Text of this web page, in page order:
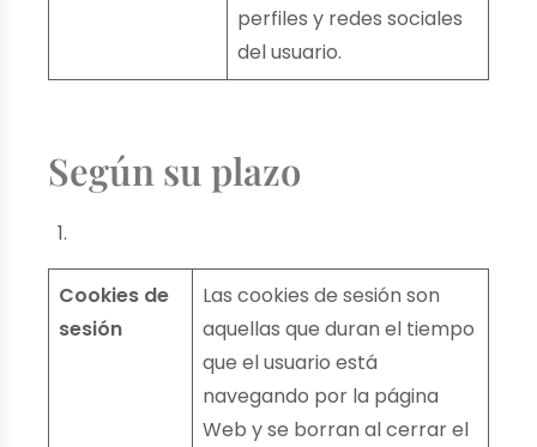
perfiles y redes sociales
del usuario.
Según su plazo
Cookies de
sesión
Las cookies de sesión son
aquellas que duran el tiempo
que el usuario está
navegando por la página
Web y se borran al cerrar el